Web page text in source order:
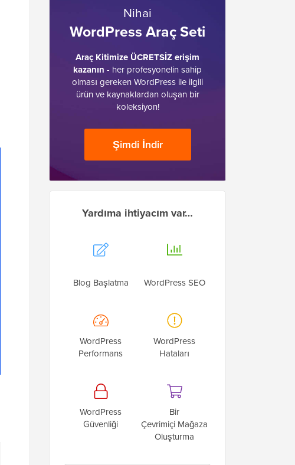
Nihai
WordPress Araç Seti
Araç Kitimize ÜCRETSİZ erişim
kazanın - her profesyonelin sahip
olması gereken WordPress ile ilgili
ürün ve kaynaklardan oluşan bir
koleksiyon!
Şimdi İndir
Yardıma ihtiyacım var…
Blog Başlatma WordPress SEO
WordPress
Performans
WordPress
Hataları
WordPress
Güvenliği
Bir
Çevrimiçi Mağaza
Oluşturma